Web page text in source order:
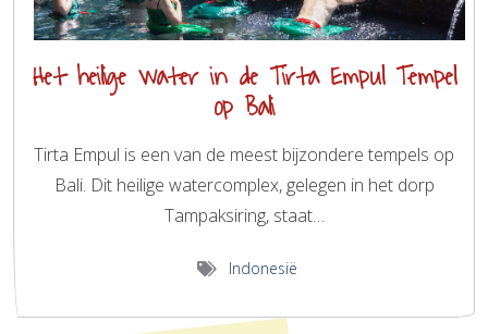
Het heilige water in de Tirta Empul Tempel
op Bali
Tirta Empul is een van de meest bijzondere tempels op
Bali. Dit heilige watercomplex, gelegen in het dorp
Tampaksiring, staat…
Indonesië